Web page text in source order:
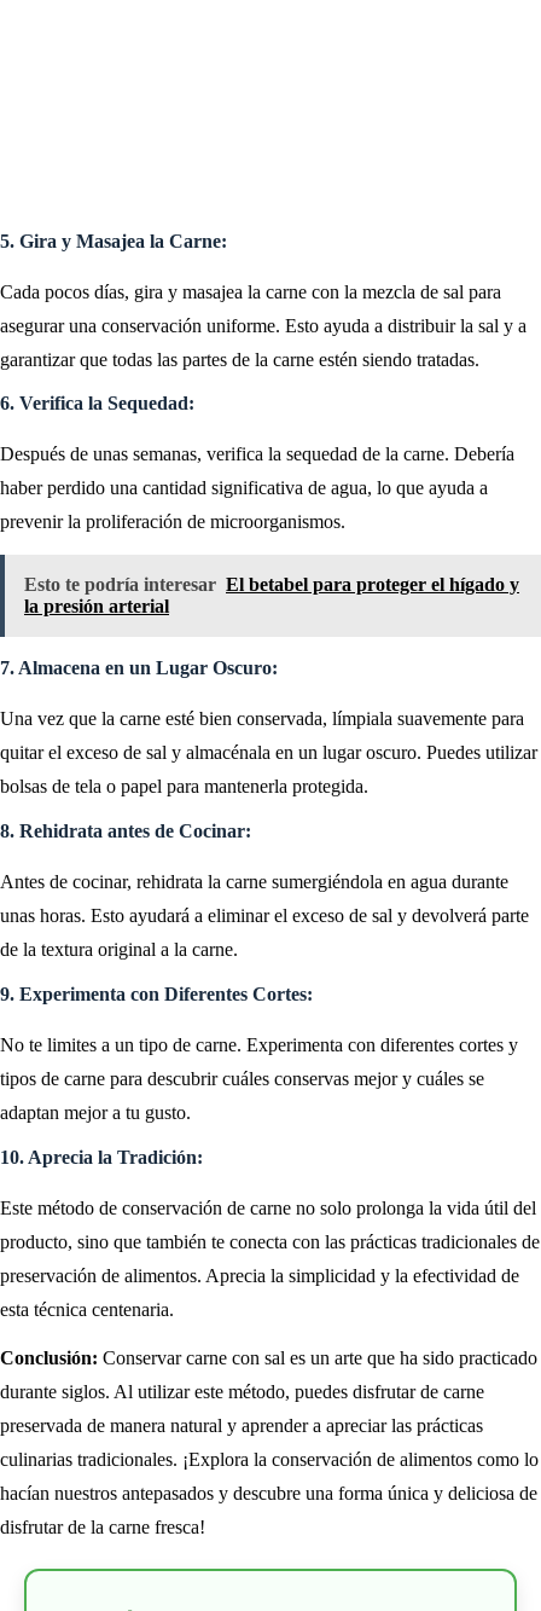
5. Gira y Masajea la Carne:
Cada pocos días, gira y masajea la carne con la mezcla de sal para
asegurar una conservación uniforme. Esto ayuda a distribuir la sal y a
garantizar que todas las partes de la carne estén siendo tratadas.
6. Verifica la Sequedad:
Después de unas semanas, verifica la sequedad de la carne. Debería
haber perdido una cantidad significativa de agua, lo que ayuda a
prevenir la proliferación de microorganismos.
Esto te podría interesar El betabel para proteger el hígado y
la presión arterial
7. Almacena en un Lugar Oscuro:
Una vez que la carne esté bien conservada, límpiala suavemente para
quitar el exceso de sal y almacénala en un lugar oscuro. Puedes utilizar
bolsas de tela o papel para mantenerla protegida.
8. Rehidrata antes de Cocinar:
Antes de cocinar, rehidrata la carne sumergiéndola en agua durante
unas horas. Esto ayudará a eliminar el exceso de sal y devolverá parte
de la textura original a la carne.
9. Experimenta con Diferentes Cortes:
No te limites a un tipo de carne. Experimenta con diferentes cortes y
tipos de carne para descubrir cuáles conservas mejor y cuáles se
adaptan mejor a tu gusto.
10. Aprecia la Tradición:
Este método de conservación de carne no solo prolonga la vida útil del
producto, sino que también te conecta con las prácticas tradicionales de
preservación de alimentos. Aprecia la simplicidad y la efectividad de
esta técnica centenaria.
Conclusión: Conservar carne con sal es un arte que ha sido practicado
durante siglos. Al utilizar este método, puedes disfrutar de carne
preservada de manera natural y aprender a apreciar las prácticas
culinarias tradicionales. ¡Explora la conservación de alimentos como lo
hacían nuestros antepasados y descubre una forma única y deliciosa de
disfrutar de la carne fresca!